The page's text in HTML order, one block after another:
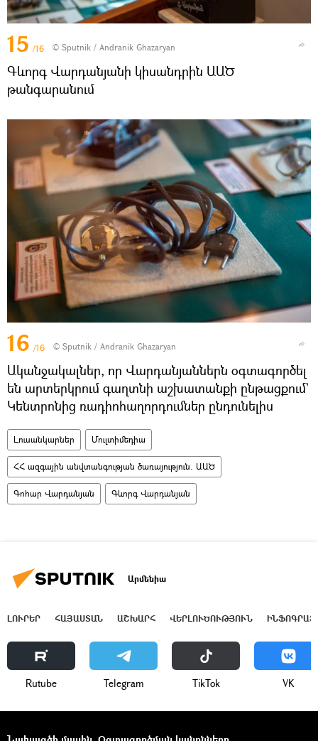
15 /16 © Sputnik / Andranik Ghazaryan
Գևորգ Վարդանյանի կիսանդրին ԱԱԾ
թանգարանում
16 /16 © Sputnik / Andranik Ghazaryan
Ականջակալներ, որ Վարդանյաններն օգտագործել
են արտերկրում գաղտնի աշխատանքի ընթացքում`
Կենտրոնից ռադիոհաղորդումներ ընդունելիս
Լուսանկարներ Մուլտիմեդիա
ՀՀ ազգային անվտանգության ծառայություն. ԱԱԾ
Գոհար Վարդանյան Գևորգ Վարդանյան
Արմենիա
ԼՈՒՐԵՐ ՀԱՅԱՍՏԱՆ ԱՇԽԱՐՀ ՎԵՐԼՈՒԾՈՒԹՅՈՒՆ
Rutube Telegram ТikТоk VK